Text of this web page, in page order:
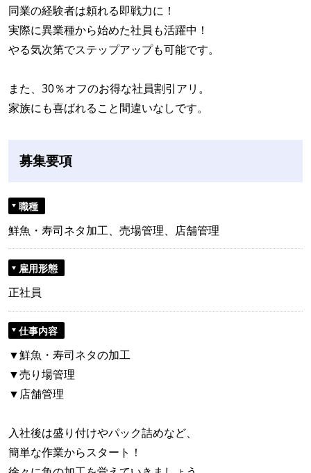
同業の経験者は頼れる即戦力に！
実際に異業種から始めた社員も活躍中！
やる気次第でステップアップも可能です。
また、30％オフのお得な社員割引アリ。
家族にも喜ばれること間違いなしです。
募集要項
職種
鮮魚・寿司ネタ加工、売場管理、店舗管理
雇用形態
正社員
仕事内容
▼鮮魚・寿司ネタの加工
▼売り場管理
▼店舗管理
入社後は盛り付けやパック詰めなど、
簡単な作業からスタート！